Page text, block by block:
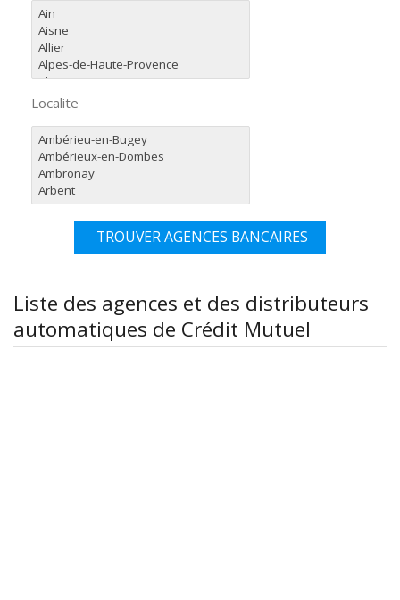
Localite
TROUVER AGENCES BANCAIRES
Liste des agences et des distributeurs
automatiques de Crédit Mutuel